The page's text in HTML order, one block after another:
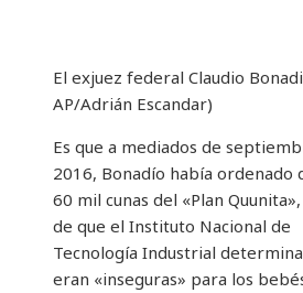
El exjuez federal Claudio
AP/Adrián Escandar)
Es que a mediados de
2016, Bonadío había ordenado
60 mil cunas del «Plan
de que el Instituto Nacional de
Tecnología Industrial
eran «inseguras» para los